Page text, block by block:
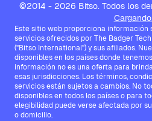
©2014 - 2026 Bitso. Todos los
Este sitio web proporciona información
servicios ofrecidos por The Badger
("Bitso International") y sus afiliados.
disponibles en los países donde
información no es una oferta para
esas jurisdicciones. Los términos,
servicios están sujetos a cambios. No
disponibles en todos los países o para
elegibilidad puede verse afectada por
o domicilio.